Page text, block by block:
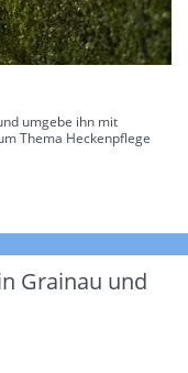
umgebe ihn mit
Thema Heckenpflege
Grainau und